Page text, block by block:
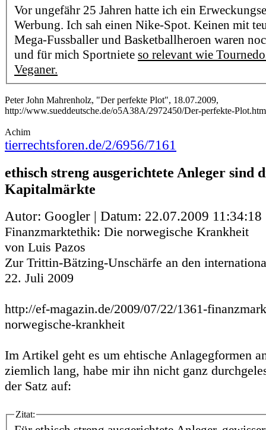
Vor ungefähr 25 Jahren hatte ich ein
Werbung. Ich sah einen Nike-Spot. Keinen mit
Mega-Fussballer und Basketballheroen waren
und für mich Sportniete so relevant wie
Veganer.
Peter John Mahrenholz, "Der perfekte Plot", 18.07.2009,
http://www.sueddeutsche.de/o5A38A/2972450/Der-perfekte-
Achim
tierrechtsforen.de/2/6956/7161
ethisch streng ausgerichtete Anleger sind
Kapitalmärkte
Autor: Googler | Datum: 22.07.2009 11:34:18
Finanzmarktethik: Die norwegische Krankheit
von Luis Pazos
Zur Trittin-Bätzing-Unschärfe an den
22. Juli 2009
http://ef-magazin.de/2009/07/22/1361-
norwegische-krankheit
Im Artikel geht es um ehtische Anlagegformen
ziemlich lang, habe mir ihn nicht ganz
der Satz auf:
Zitat: